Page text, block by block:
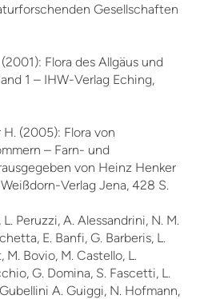
Gesellschaften
Flora des Allgäus und
1 – IHW-Verlag Eching,
H. (2005): Flora von
– Farn- und
von Heinz Henker
Verlag Jena, 428 S.
Peruzzi, A. Alessandrini, N. M.
E. Banfi, G. Barberis, L.
M. Bovio, M. Castello, L.
G. Domina, S. Fascetti, L.
A. Guiggi, N. Hofmann,